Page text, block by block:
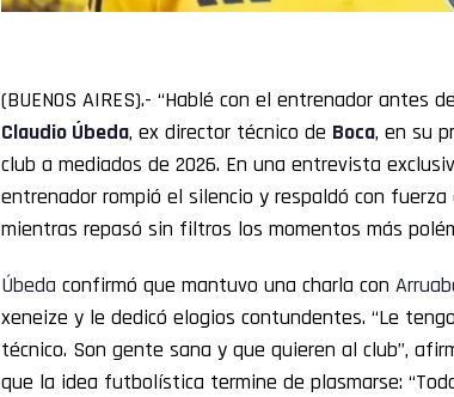
(BUENOS AIRES).- “Hablé con el entrenador antes
Claudio Úbeda, ex director técnico de Boca, en su
club a mediados de 2026. En una entrevista
entrenador rompió el silencio y respaldó con fuerza
mientras repasó sin filtros los momentos más
Úbeda confirmó que mantuvo una charla con
xeneize y le dedicó elogios contundentes. “Le
técnico. Son gente sana y que quieren al club”,
que la idea futbolística termine de plasmarse: